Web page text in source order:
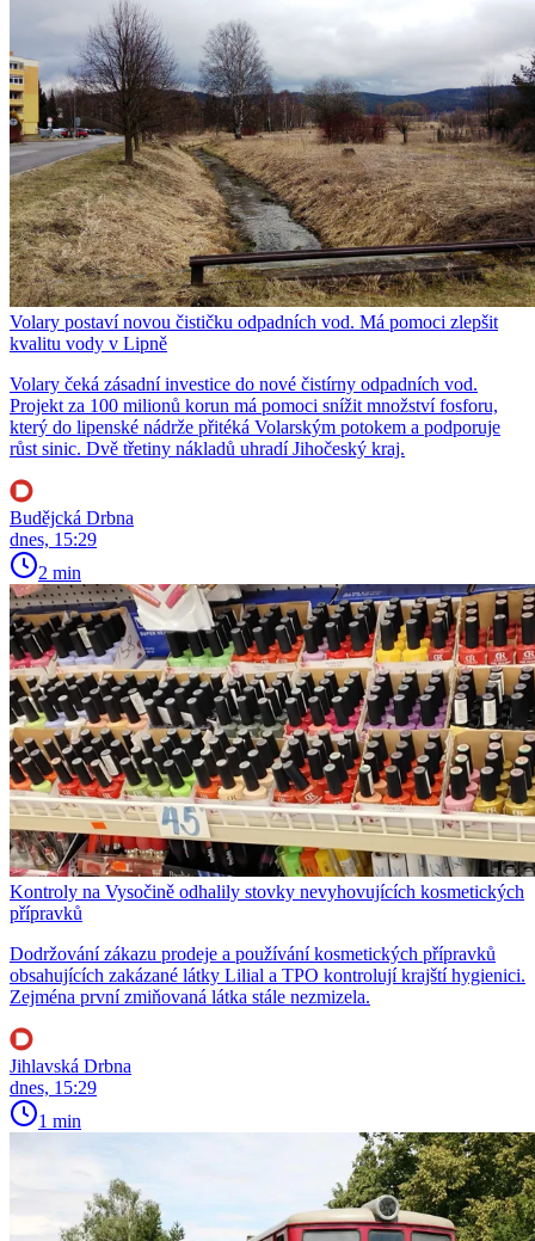
Volary postaví novou čističku odpadních vod. Má pomoci zlepšit
kvalitu vody v Lipně
Volary čeká zásadní investice do nové čistírny odpadních vod.
Projekt za 100 milionů korun má pomoci snížit množství fosforu,
který do lipenské nádrže přitéká Volarským potokem a podporuje
růst sinic. Dvě třetiny nákladů uhradí Jihočeský kraj.
Budějcká Drbna
dnes, 15:29
2 min
Kontroly na Vysočině odhalily stovky nevyhovujících kosmetických
přípravků
Dodržování zákazu prodeje a používání kosmetických přípravků
obsahujících zakázané látky Lilial a TPO kontrolují krajští hygienici.
Zejména první zmiňovaná látka stále nezmizela.
Jihlavská Drbna
dnes, 15:29
1 min